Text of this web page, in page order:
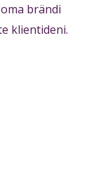
brändi
klientideni.